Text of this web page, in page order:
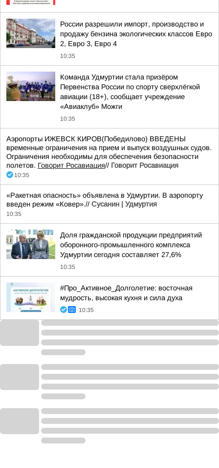
России разрешили импорт, производство и
продажу бензина экологических классов Евро
2, Евро 3, Евро 4
10:35
Команда Удмуртии стала призёром
Первенства России по спорту сверхлёгкой
авиации (18+), сообщает учреждение
«Авиаклуб» Можги
10:35
Аэропорты ИЖЕВСК КИРОВ(Победилово) ВВЕДЕНЫ
временные ограничения на прием и выпуск воздушных судов.
Ограничения необходимы для обеспечения безопасности
полетов. Говорит Росавиация// Говорит Росавиация
10:35
«Ракетная опасность» объявлена в Удмуртии. В аэропорту
введен режим «Ковер».// Сусанин | Удмуртия
10:35
Доля гражданской продукции предприятий
оборонного-промышленного комплекса
Удмуртии сегодня составляет 27,6%
10:35
#Про_Активное_Долголетие: восточная
мудрость, высокая кухня и сила духа
10:35